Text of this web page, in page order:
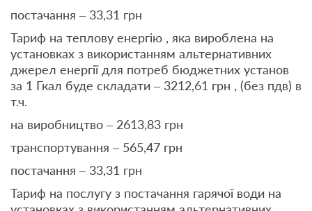
постачання – 33,31 грн
Тариф на теплову енергію , яка вироблена на
установках з використанням альтернативних
джерел енергії для потреб бюджетних установ
за 1 Гкал буде складати – 3212,61 грн , (без пдв) в
т.ч.
на виробництво – 2613,83 грн
транспортування – 565,47 грн
постачання – 33,31 грн
Тариф на послугу з постачання гарячої води на